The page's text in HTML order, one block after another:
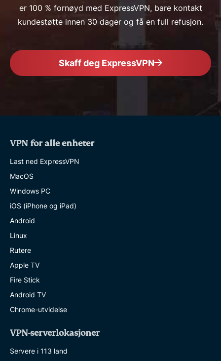
er 100 % fornøyd med ExpressVPN, bare kontakt
kundestøtte innen 30 dager og få en full refusjon.
Skaff deg ExpressVPN
VPN for alle enheter
Last ned ExpressVPN
MacOS
Windows PC
iOS (iPhone og iPad)
Android
Linux
Rutere
Apple TV
Fire Stick
Android TV
Chrome-utvidelse
VPN-serverlokasjoner
Servere i 113 land